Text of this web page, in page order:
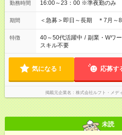
勤務時間 16:00～23：00 ※準夜勤のみ
期間 ＜急募＞即日～長期 ＊7月～8
特徴 40～50代活躍中 / 副業・Wワ
スキル不要
気になる！ 応募す
掲載元企業名 株式会社ルフト・メデ
未読